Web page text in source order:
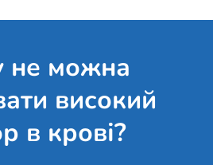
не можна
високий
в крові?